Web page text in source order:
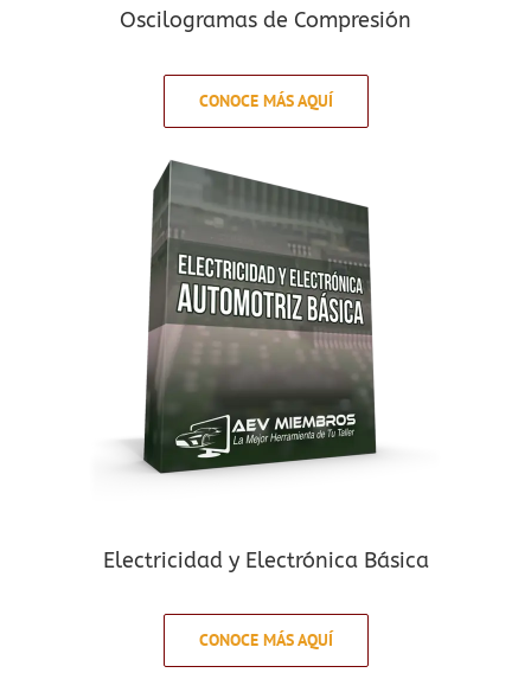
Oscilogramas de Compresión
CONOCE MÁS AQUÍ
Electricidad y Electrónica Básica
CONOCE MÁS AQUÍ